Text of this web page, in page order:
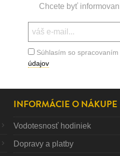
Chcete byť
Súhlasím so
údajov
INFORMÁCIE O NÁKUPE
Vodotesnosť hodiniek
Dopravy a platby